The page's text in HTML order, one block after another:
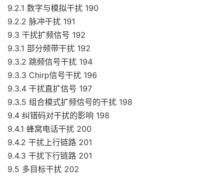
9.2.1 数字与模拟干扰 190
9.2.2 脉冲干扰 191
9.3 干扰扩频信号 192
9.3.1 部分频带干扰 192
9.3.2 跳频信号干扰 194
9.3.3 Chirp信号干扰 196
9.3.4 干扰直扩信号 197
9.3.5 组合模式扩频信号的干扰 198
9.4 纠错码对干扰的影响 198
9.4.1 蜂窝电话干扰 200
9.4.2 干扰上行链路 201
9.4.3 干扰下行链路 201
9.5 多目标干扰 202